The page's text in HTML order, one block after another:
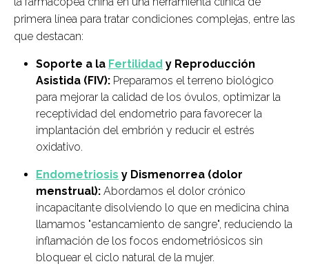
primera línea para tratar condiciones complejas, entre las
que destacan:
Soporte a la Fertilidad y Reproducción
Asistida (FIV): Preparamos el terreno biológico
para mejorar la calidad de los óvulos, optimizar la
receptividad del endometrio para favorecer la
implantación del embrión y reducir el estrés
oxidativo.
Endometriosis y Dismenorrea (dolor
menstrual): Abordamos el dolor crónico
incapacitante disolviendo lo que en medicina china
llamamos "estancamiento de sangre", reduciendo la
inflamación de los focos endometriósicos sin
bloquear el ciclo natural de la mujer.